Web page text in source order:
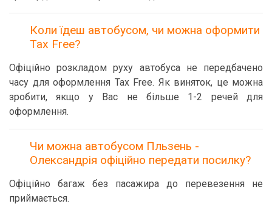
Коли їдеш автобусом, чи можна оформити
Tax Free?
Офіційно розкладом руху автобуса не передбачено
часу для оформлення Tax Free. Як виняток, це можна
зробити, якщо у Вас не більше 1-2 речей для
оформлення.
Чи можна автобусом Пльзень -
Олександрія офіційно передати посилку?
Офіційно багаж без пасажира до перевезення не
приймається.